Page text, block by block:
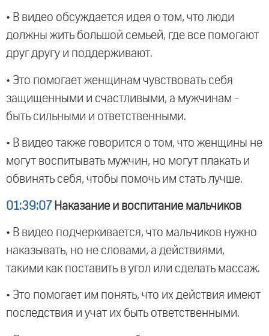
• В видео обсуждается идея о том, что люди
должны жить большой семьей, где все помогают
друг другу и поддерживают.
• Это помогает женщинам чувствовать себя
защищенными и счастливыми, а мужчинам -
быть сильными и ответственными.
• В видео также говорится о том, что женщины не
могут воспитывать мужчин, но могут плакать и
обвинять себя, чтобы помочь им стать лучше.
01:39:07 Наказание и воспитание мальчиков
• В видео подчеркивается, что мальчиков нужно
наказывать, но не словами, а действиями,
такими как поставить в угол или сделать массаж.
• Это помогает им понять, что их действия имеют
последствия и учат их быть ответственными.